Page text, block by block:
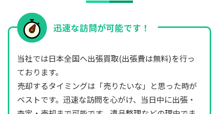
迅速な訪問が可能です！
当社では日本全国へ出張買取(出張費は無料)を行っ
ております。
売却するタイミングは「売りたいな」と思った時が
ベストです。迅速な訪問を心がけ、当日中に出張・